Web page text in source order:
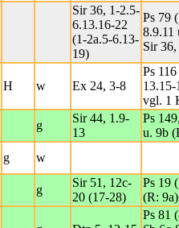
Sir 36, 1-2.5-
6.13.16-22
(1-2a.5-6.13-
19)
Ps 79
8.9.11
Sir
H w Ex 24, 3-8
Ps
vgl. 1
g
Sir 44, 1.9-
13
Ps
u. 9b
g
w
g
Sir 51, 12c-
20 (17-28)
Ps 19
(R: 9a)
Ps 81